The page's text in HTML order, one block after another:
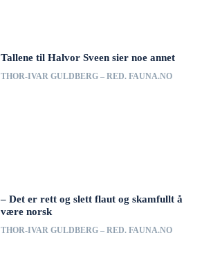
Tallene til Halvor Sveen sier noe annet
THOR-IVAR GULDBERG – RED. FAUNA.NO
– Det er rett og slett flaut og skamfullt å
være norsk
THOR-IVAR GULDBERG – RED. FAUNA.NO